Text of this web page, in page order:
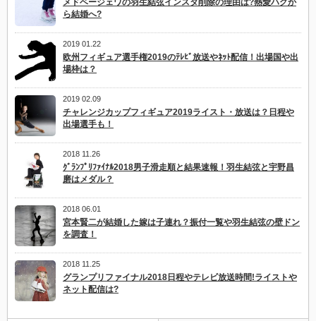
メドベージェワの羽生結弦インスタ削除の理由は?熱愛ハグか
ら結婚へ?
2019 01.22
欧州フィギュア選手権2019のﾃﾚﾋﾞ放送やﾈｯﾄ配信！出場国や出
場枠は？
2019 02.09
チャレンジカップフィギュア2019ライスト・放送は？日程や
出場選手も！
2018 11.26
ｸﾞﾗﾝﾌﾟﾘﾌｧｲﾅﾙ2018男子滑走順と結果速報！羽生結弦と宇野昌
磨はメダル？
2018 06.01
宮本賢二が結婚した嫁は子連れ？振付一覧や羽生結弦の壁ドン
を調査！
2018 11.25
グランプリファイナル2018日程やテレビ放送時間!ライストや
ネット配信は?